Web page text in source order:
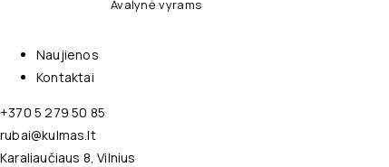
Avalynė vyrams
Naujienos
Kontaktai
+370 5 279 50 85
rubai@kulmas.lt
Karaliaučiaus 8, Vilnius